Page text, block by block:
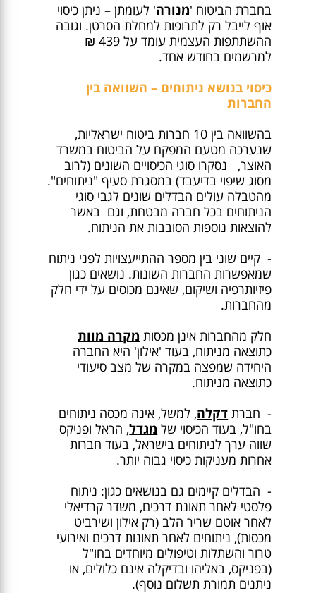
בחברת הביטוח 'מנורה' לעומתן – ניתן כיסוי
אוף לייבל רק לתרופות למחלת הסרטן. וגובה
ההשתתפות העצמית עומד על 439 ₪
למרשמים בחודש אחד.
כיסוי בנושא ניתוחים – השוואה בין
החברות
בהשוואה בין 10 חברות ביטוח ישראליות,
שנערכה מטעם המפקח על הביטוח במשרד
האוצר, נסקרו סוגי הכיסויים השונים (לרוב
מסוג שיפוי בדיעבד) במסגרת סעיף "ניתוחים".
מהטבלה עולים הבדלים שונים לגבי סוגי
הניתוחים בכל חברה מבטחת, וגם באשר
להוצאות נוספות הסובבות את הניתוח.
- קיים שוני בין מספר ההתייעצויות לפני ניתוח
שמאפשרות החברות השונות. נושאים כגון
פיזיותרפיה ושיקום, שאינם מכוסים על ידי חלק
מהחברות.
חלק מהחברות אינן מכסות מקרה מוות
כתוצאה מניתוח, בעוד 'אילון' היא החברה
היחידה שמפצה במקרה של מצב סיעודי
כתוצאה מניתוח.
- חברת דקלה, למשל, אינה מכסה ניתוחים
בחו"ל, בעוד הכיסוי של מגדל, הראל ופניקס
שווה ערך לניתוחים בישראל, בעוד חברות
אחרות מעניקות כיסוי גבוה יותר.
- הבדלים קיימים גם בנושאים כגון: ניתוח
פלסטי לאחר תאונת דרכים, משדר קרדיאלי
לאחר אוטם שריר הלב (רק אילון ושירביט
מכסות), ניתוחים לאחר תאונות דרכים ואירועי
טרור והשתלות וטיפולים מיוחדים בחו"ל
(בפניקס, באליהו ובדיקלה אינם כלולים, או
ניתנים תמורת תשלום נוסף).